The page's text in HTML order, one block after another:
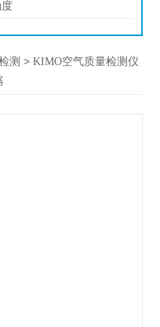
测 >KIMO空气质量检测仪